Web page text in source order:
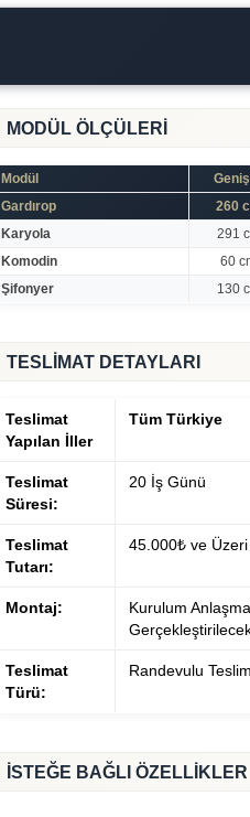
MODÜL ÖLÇÜLERİ
Modül
Gardırop
260
Karyola
291
Komodin
60
Şifonyer
130
TESLİMAT DETAYLARI
Teslimat
Yapılan İller
Tüm Türkiye
Teslimat
Süresi:
20 İş Günü
Teslimat
Tutarı:
45.000₺ ve Üzeri
Montaj:
Kurulum
Teslimat
Türü:
Randevulu
İSTEĞE BAĞLI ÖZELLİKLER